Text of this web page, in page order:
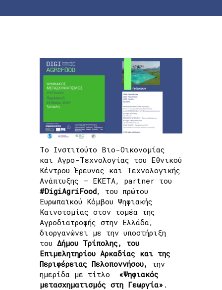
Το Ινστιτούτο Βιο-Οικονομίας
και Αγρο-Τεχνολογίας του Εθνικού
Κέντρου Έρευνας και Τεχνολογικής
Ανάπτυξης – ΕΚΕΤΑ, partner του
#DigiAgriFood, του πρώτου
Ευρωπαϊκού Κόμβου Ψηφιακής
Καινοτομίας στον τομέα της
Αγροδιατροφής στην Ελλάδα,
διοργανώνει με την υποστήριξη
του Δήμου Τρίπολης, του
Επιμελητηρίου Αρκαδίας και της
Περιφέρειας Πελοποννήσου,
την
ημερίδα με τίτλο «Ψηφιακός
μετασχηματισμός στη Γεωργία» .